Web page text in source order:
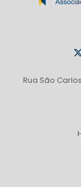
Rua São